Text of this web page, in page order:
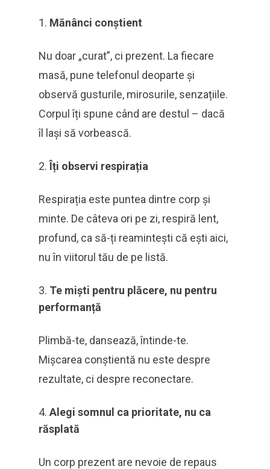
Mănânci conștient
Nu doar „curat”, ci prezent. La fiecare
masă, pune telefonul deoparte și
observă gusturile, mirosurile, senzațiile.
Corpul îți spune când are destul – dacă
îl lași să vorbească.
Îți observi respirația
Respirația este puntea dintre corp și
minte. De câteva ori pe zi, respiră lent,
profund, ca să-ți reamintești că ești aici,
nu în viitorul tău de pe listă.
Te miști pentru plăcere, nu pentru
performanță
Plimbă-te, dansează, întinde-te.
Mișcarea conștientă nu este despre
rezultate, ci despre reconectare.
Alegi somnul ca prioritate, nu ca
răsplată
Un corp prezent are nevoie de repaus